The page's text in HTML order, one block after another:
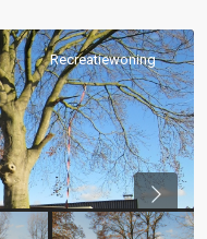
Recreatiewoning